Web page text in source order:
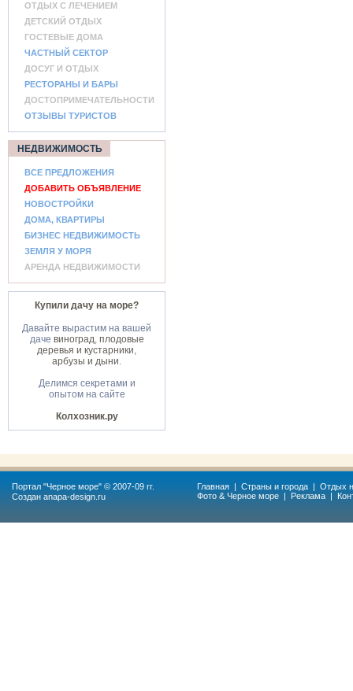
ОТДЫХ С ЛЕЧЕНИЕМ
ДЕТСКИЙ ОТДЫХ
ГОСТЕВЫЕ ДОМА
ЧАСТНЫЙ СЕКТОР
ДОСУГ И ОТДЫХ
РЕСТОРАНЫ И БАРЫ
ДОСТОПРИМЕЧАТЕЛЬНОСТИ
ОТЗЫВЫ ТУРИСТОВ
НЕДВИЖИМОСТЬ
ВСЕ ПРЕДЛОЖЕНИЯ
ДОБАВИТЬ ОБЪЯВЛЕНИЕ
НОВОСТРОЙКИ
ДОМА, КВАРТИРЫ
БИЗНЕС НЕДВИЖИМОСТЬ
ЗЕМЛЯ У МОРЯ
АРЕНДА НЕДВИЖИМОСТИ
Купили дачу на море?
Давайте вырастим на вашей
даче виноград, плодовые
деревья и кустарники,
арбузы и дыни.
Делимся секретами и
опытом на сайте
Колхозник.ру
Портал "Черное море" © 2007-09 гг.
Создан anapa-design.ru
Главная | Страны и города | Отдых
Фото & Черное море | Реклама |